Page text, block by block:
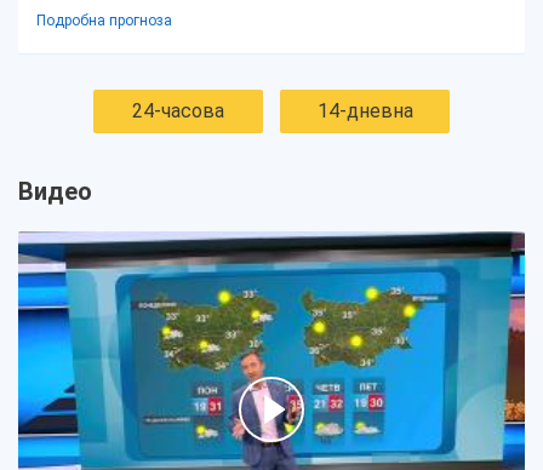
Подробна прогноза
24-часова 14-дневна
Видео